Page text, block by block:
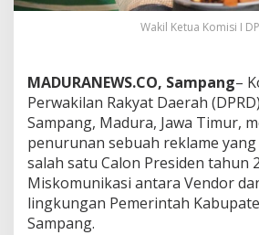
Wakil Ketua Komisi I
MADURANEWS.CO, Sampang–
Perwakilan Rakyat Daerah
Sampang, Madura, Jawa Timur,
penurunan sebuah reklame
salah satu Calon Presiden tahun
Miskomunikasi antara Vendor
lingkungan Pemerintah
Sampang.